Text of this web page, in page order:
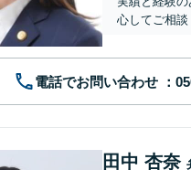
心してご相談
電話でお問い合わせ
田中 杏奈